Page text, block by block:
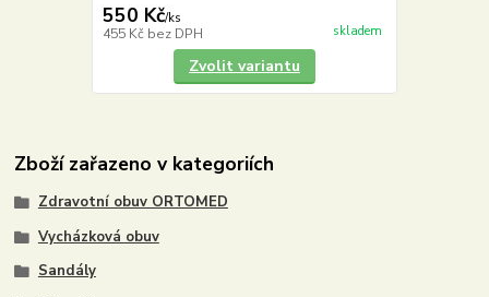
550 Kč/ks
455 Kč bez DPH skladem
Zvolit variantu
Zboží zařazeno v kategoriích
Zdravotní obuv ORTOMED
Vycházková obuv
Sandály